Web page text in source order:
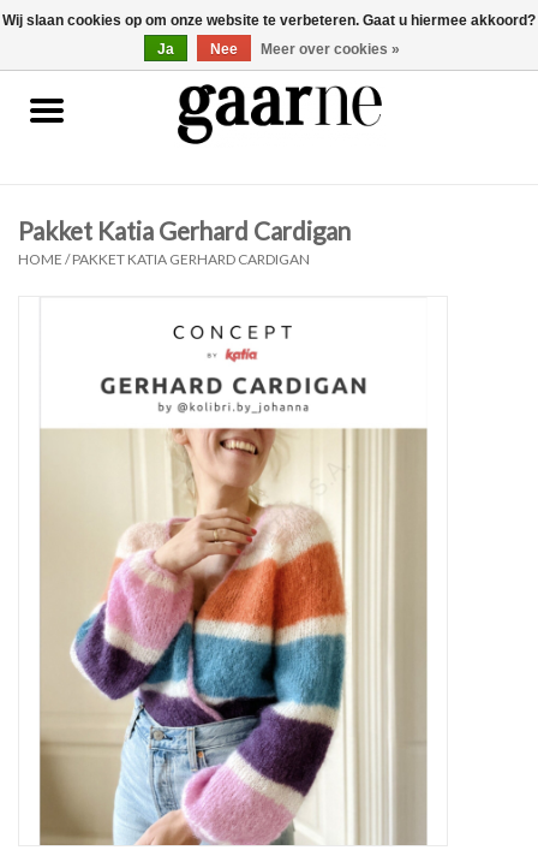
gaarne.be 0 Artikelen - €0,00
Patronen
Garen
Gaarne gemaakt
Lifestyle
Pakket Katia Gerhard Cardigan
HOME /PAKKET KATIA GERHARD CARDIGAN
Wij slaan cookies op om onze website te verbeteren. Gaat u hiermee akkoord?
Ja
Nee Meer over cookies »